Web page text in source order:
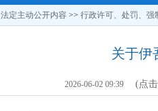
法定主动公开内容 >> 行政许可、处罚、强
关于伊
2026-06-02 09:39 (点